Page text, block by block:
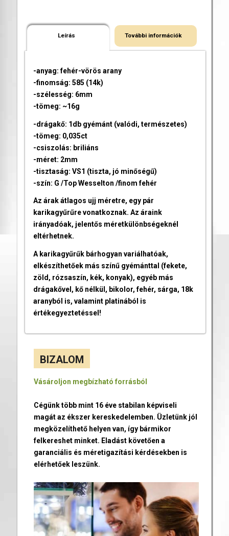
Leírás További információk
-anyag: fehér-vörös arany
-finomság: 585 (14k)
-szélesség: 6mm
-tömeg: ~16g
-drágakő: 1db gyémánt (valódi, természetes)
-tömeg: 0,035ct
-csiszolás: briliáns
-méret: 2mm
-tisztaság: VS1 (tiszta, jó minőségű)
-szín: G /Top Wesselton /finom fehér
Az árak átlagos ujj méretre, egy pár
karikagyűrűre vonatkoznak. Az áraink
irányadóak, jelentős méretkülönbségeknél
eltérhetnek.
A karikagyűrűk bárhogyan variálhatóak,
elkészíthetőek más színű gyémánttal (fekete,
zöld, rózsaszín, kék, konyak), egyéb más
drágakővel, kő nélkül, bikolor, fehér, sárga, 18k
aranyból is, valamint platinából is
értékegyeztetéssel!
BIZALOM
Vásároljon megbízható forrásból
Cégünk több mint 16 éve stabilan képviseli
magát az ékszer kereskedelemben. Üzletünk jól
megközelíthető helyen van, így bármikor
felkereshet minket. Eladást követően a
garanciális és méretigazítási kérdésekben is
elérhetőek leszünk.